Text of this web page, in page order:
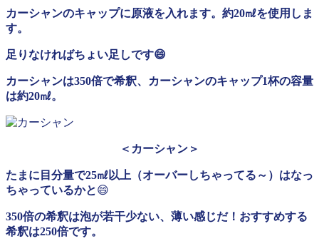
カーシャンのキャップに原液を入れます。約20㎖を使用しま
す。
足りなければちょい足しです😄
カーシャンは350倍で希釈、カーシャンのキャップ1杯の容量
は約20㎖。
＜カーシャン＞
たまに目分量で25㎖以上（オーバーしちゃってる～）はなっ
ちゃっているかと😄
350倍の希釈は泡が若干少ない、薄い感じだ！おすすめする
希釈は250倍です。